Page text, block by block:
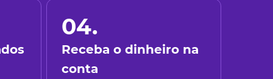
04.
Receba o dinheiro na
conta